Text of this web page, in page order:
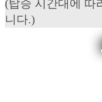
(탑승 시간대에 따
니다.)